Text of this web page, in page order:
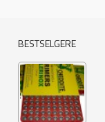
BESTSELGERE